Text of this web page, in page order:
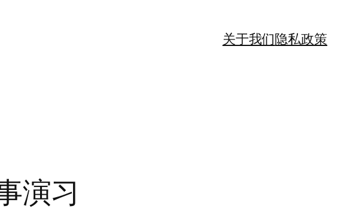
关于我们隐私政策
演习